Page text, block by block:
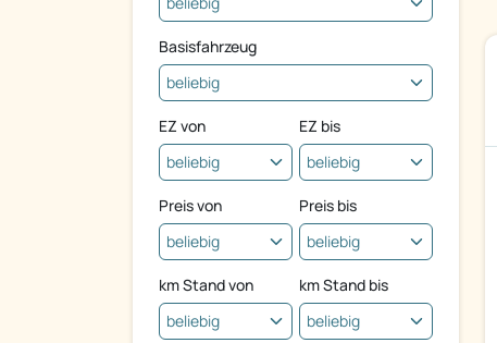
Basisfahrzeug
EZ von EZ bis
Preis von Preis bis
km Stand von km Stand bis